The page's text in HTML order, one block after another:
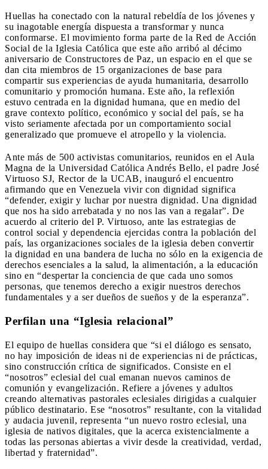
Huellas ha conectado con la natural rebeldía de los jóvenes y
su inagotable energía dispuesta a transformar y nunca
conformarse. El movimiento forma parte de la Red de Acción
Social de la Iglesia Católica que este año arribó al décimo
aniversario de Constructores de Paz, un espacio en el que se
dan cita miembros de 15 organizaciones de base para
compartir sus experiencias de ayuda humanitaria, desarrollo
comunitario y promoción humana. Este año, la reflexión
estuvo centrada en la dignidad humana, que en medio del
grave contexto político, económico y social del país, se ha
visto seriamente afectada por un comportamiento social
generalizado que promueve el atropello y la violencia.
Ante más de 500 activistas comunitarios, reunidos en el Aula
Magna de la Universidad Católica Andrés Bello, el padre José
Virtuoso SJ, Rector de la UCAB, inauguró el encuentro
afirmando que en Venezuela vivir con dignidad significa
“defender, exigir y luchar por nuestra dignidad. Una dignidad
que nos ha sido arrebatada y no nos las van a regalar”. De
acuerdo al criterio del P. Virtuoso, ante las estrategias de
control social y dependencia ejercidas contra la población del
país, las organizaciones sociales de la iglesia deben convertir
la dignidad en una bandera de lucha no sólo en la exigencia de
derechos esenciales a la salud, la alimentación, a la educación
sino en “despertar la conciencia de que cada uno somos
personas, que tenemos derecho a exigir nuestros derechos
fundamentales y a ser dueños de sueños y de la esperanza”.
Perfilan una “Iglesia relacional”
El equipo de huellas considera que “si el diálogo es sensato,
no hay imposición de ideas ni de experiencias ni de prácticas,
sino construcción crítica de significados. Consiste en el
“nosotros” eclesial del cual emanan nuevos caminos de
comunión y evangelización. Refiere a jóvenes y adultos
creando alternativas pastorales eclesiales dirigidas a cualquier
público destinatario. Ese “nosotros” resultante, con la vitalidad
y audacia juvenil, representa “un nuevo rostro eclesial, una
iglesia de nativos digitales, que la acerca existencialmente a
todas las personas abiertas a vivir desde la creatividad, verdad,
libertad y fraternidad”.